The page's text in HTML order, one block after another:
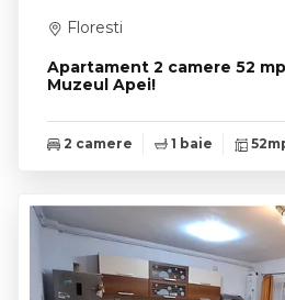
Apartament 2 camere 52
Muzeul Apei!
Floresti
2 camere 1 baie